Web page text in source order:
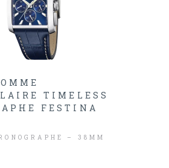
TIMELESS
FESTINA
– 38MM